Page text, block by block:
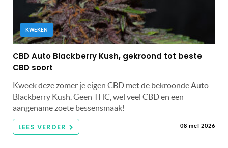
KWEKEN
CBD Auto Blackberry Kush, gekroond tot beste
CBD soort
Kweek deze zomer je eigen CBD met de bekroonde Auto
Blackberry Kush. Geen THC, wel veel CBD en een
aangename zoete bessensmaak!
LEES VERDER 08 mei 2026